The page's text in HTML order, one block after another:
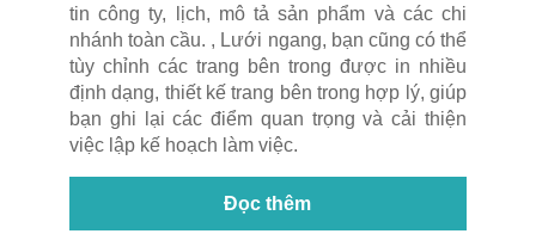
tin công ty, lịch, mô tả sản phẩm và các chi
nhánh toàn cầu. , Lưới ngang, bạn cũng có thể
tùy chỉnh các trang bên trong được in nhiều
định dạng, thiết kế trang bên trong hợp lý, giúp
bạn ghi lại các điểm quan trọng và cải thiện
việc lập kế hoạch làm việc.
Đọc thêm